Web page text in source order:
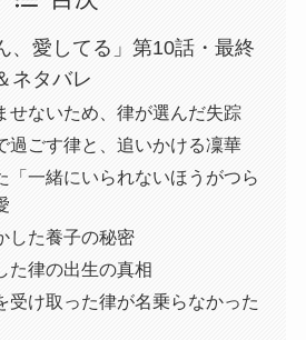
、愛してる」第10話・最終
ネタバレ
せないため、律が選んだ失踪
過ごす律と、追いかける凜華
「一緒にいられないほうがつら
した養子の秘密
た律の出生の真相
受け取った律が名乗らなかった